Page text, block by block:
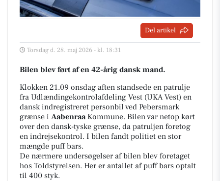
Del artikel
Torsdag d. 28. maj 2026 - kl. 18:31
Bilen blev ført af en 42-årig dansk mand.
Klokken 21.09 onsdag aften standsede en patrulje
fra Udlændingekontrolafdeling Vest (UKA Vest) en
dansk indregistreret personbil ved Pebersmark
grænse i AabenraaKommune. Bilen var netop kørt
over den dansk-tyske grænse, da patruljen foretog
en indrejsekontrol. I bilen fandt politiet en stor
mængde puff bars.
De nærmere undersøgelser af bilen blev foretaget
hos Toldstyrelsen. Her er antallet af puff bars optalt
til 400 styk.